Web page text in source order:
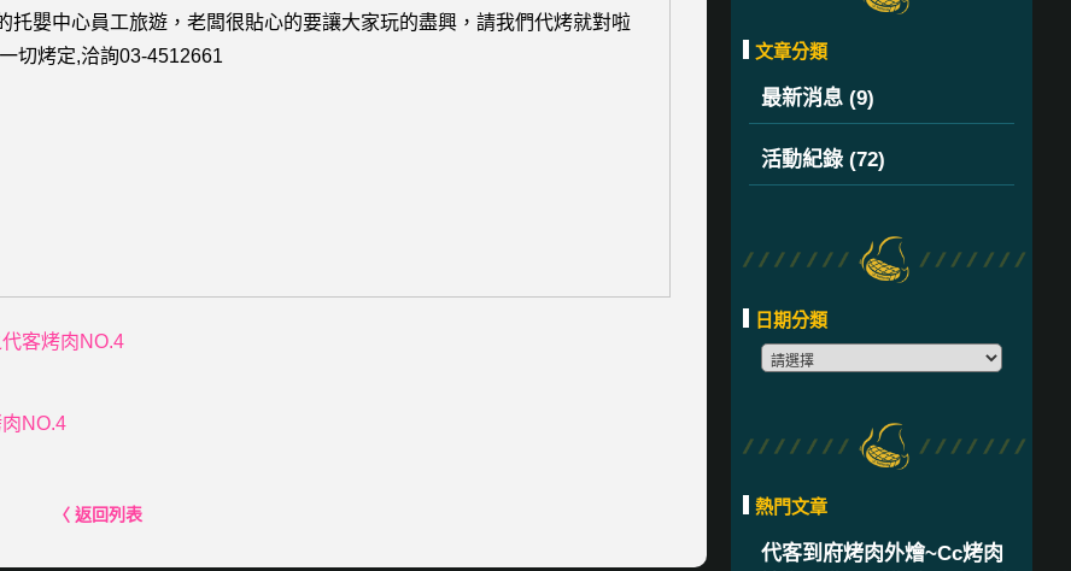
文章分類
最新消息 (9)
活動紀錄 (72)
日期分類
熱門文章
代客到府烤肉外燴~Cc烤肉
嬰中心員工旅遊，老闆很貼心的要讓大家玩的盡興，請我們代烤就對啦
切烤定,洽詢03-4512661
客烤肉NO.4
NO.4
〈 返回列表